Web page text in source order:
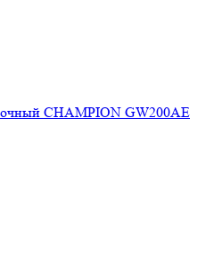
CHAMPION GW200AE